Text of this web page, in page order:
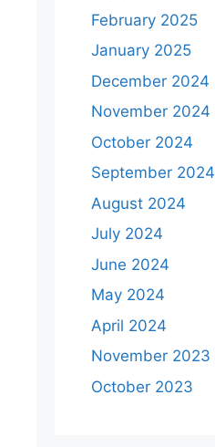
February 2025
January 2025
December 2024
November 2024
October 2024
September 2024
August 2024
July 2024
June 2024
May 2024
April 2024
November 2023
October 2023